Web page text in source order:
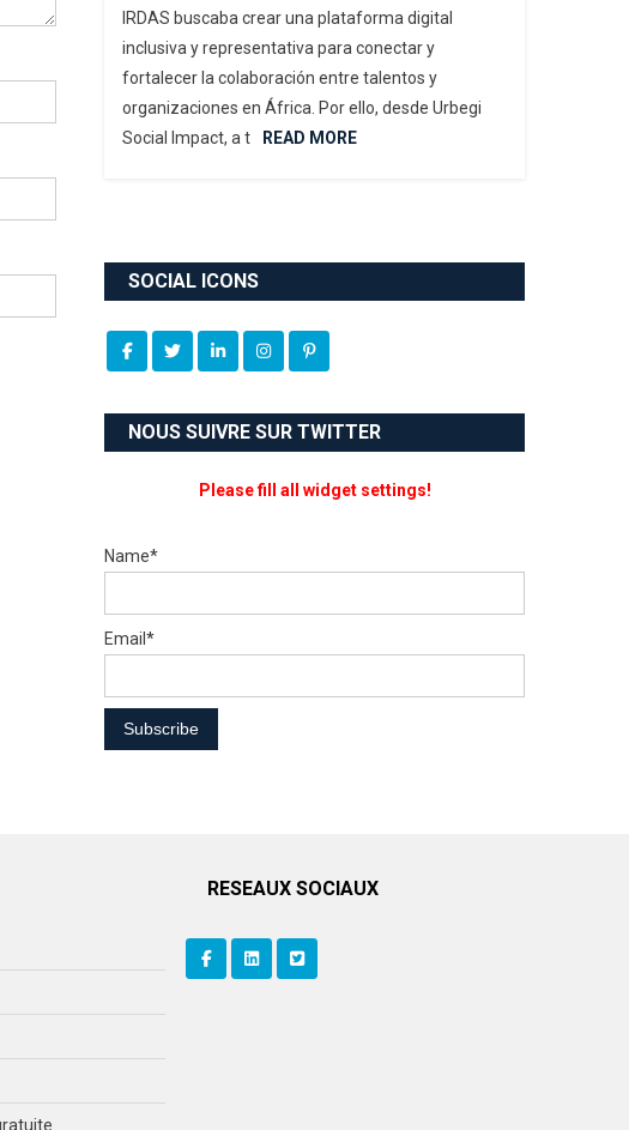
IRDAS buscaba crear una plataforma digital
inclusiva y representativa para conectar y
fortalecer la colaboración entre talentos y
organizaciones en África. Por ello, desde Urbegi
Social Impact, a t
READ MORE
SOCIAL ICONS
NOUS SUIVRE SUR TWITTER
Please fill all widget settings!
Name*
Email*
RESEAUX SOCIAUX